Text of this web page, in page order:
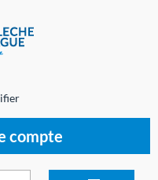
compte